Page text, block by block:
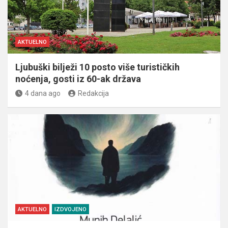
AKTUELNO
Ljubuški bilježi 10 posto više turističkih
noćenja, gosti iz 60-ak država
4 dana ago Redakcija
AKTUELNO IZDVOJENO